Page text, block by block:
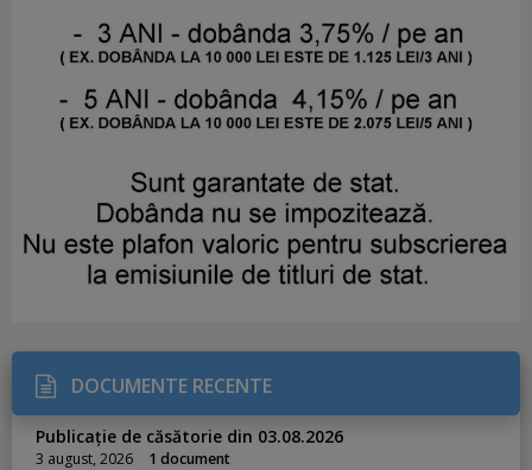
DOCUMENTE RECENTE
Publicație de căsătorie din 03.08.2026
3 august, 2026 1 document